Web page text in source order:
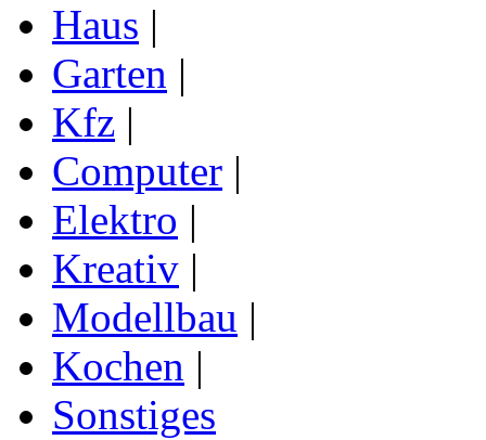
Haus |
Garten |
Kfz |
Computer |
Elektro |
Kreativ |
Modellbau |
Kochen |
Sonstiges